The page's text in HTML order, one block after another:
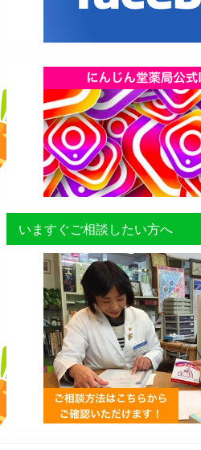
いますぐご相談したい方へ